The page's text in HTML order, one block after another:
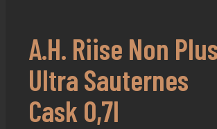
A.H. Riise Non Plus
Ultra Sauternes
Cask 0,7l